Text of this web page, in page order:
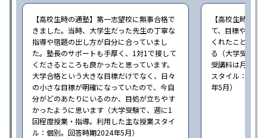
【高校生時の通塾】第一志望校に無事合格で
きました。当時、大学生だった先生の丁寧な
指導や宿題の出し方が自分に合っていまし
た。塾長のサポートも手厚く、1対1で接して
くださるところも良かったと思っています。
大学合格という大きな目標だけでなく、日々
の小さな目標が明確になっていたので、今自
分がどのあたりにいるのか、目処が立ちやす
かったように思います（大学受験で、週に1
回程度授業・指導。利用した主な授業スタイ
ル：個別。回答時期2024年5月）
【高校生時の通
て、目標や勉強
くれたことが、
る（大学受験で
受講料は月
スタイル：個別
年5月）